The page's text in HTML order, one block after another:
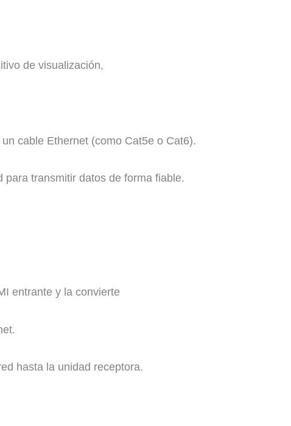
de visualización,
cable Ethernet (como Cat5e o Cat6).
transmitir datos de forma fiable.
entrante y la convierte
hasta la unidad receptora.